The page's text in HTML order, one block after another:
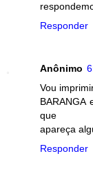
Responder
Anônimo
Vou
que
apareça
Responder